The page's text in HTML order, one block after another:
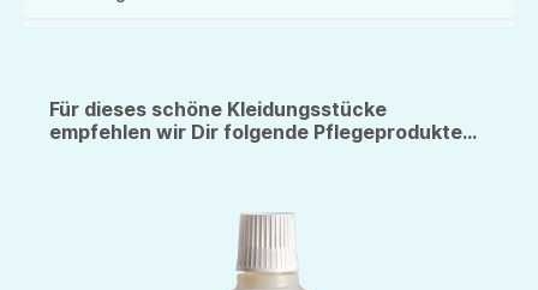
Für dieses schöne Kleidungsstücke
empfehlen wir Dir folgende Pflegeprodukte...